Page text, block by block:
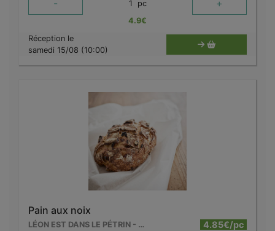
- 1 pc +
4.9€
Réception le
samedi 15/08 (10:00)
Pain aux noix
LÉON EST DANS LE PÉTRIN - MOUSCRON 4.85€/pc